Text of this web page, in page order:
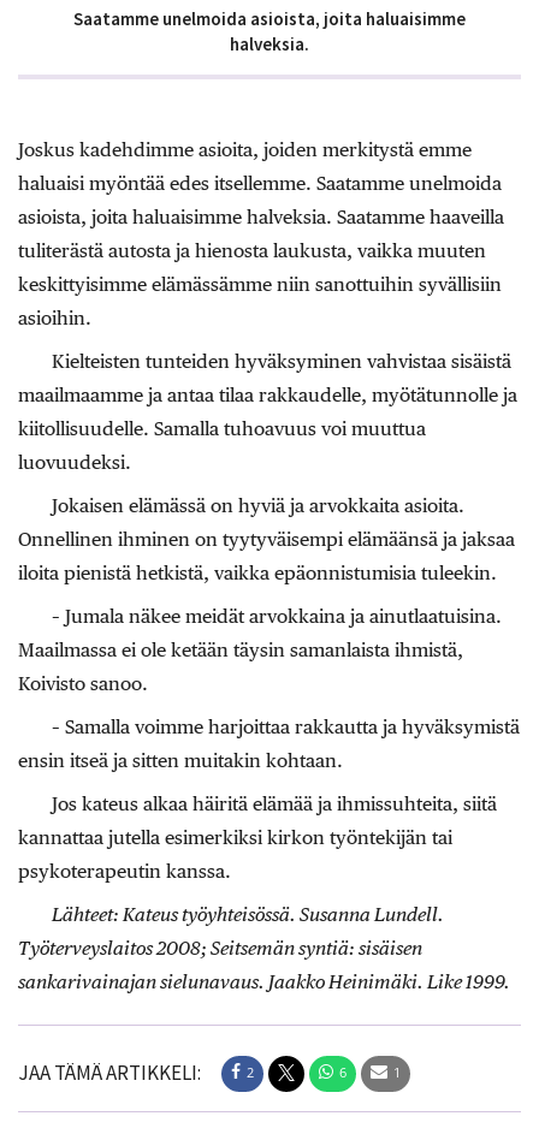
Saatamme unelmoida asioista, joita haluaisimme
halveksia.
Joskus kadehdimme asioita, joiden merkitystä emme
haluaisi myöntää edes itsellemme. Saatamme unelmoida
asioista, joita haluaisimme halveksia. Saatamme haaveilla
tuliterästä autosta ja hienosta laukusta, vaikka muuten
keskittyisimme elämässämme niin sanottuihin syvällisiin
asioihin.
Kielteisten tunteiden hyväksyminen vahvistaa sisäistä
maailmaamme ja antaa tilaa rakkaudelle, myötätunnolle ja
kiitollisuudelle. Samalla tuhoavuus voi muuttua
luovuudeksi.
Jokaisen elämässä on hyviä ja arvokkaita asioita.
Onnellinen ihminen on tyytyväisempi elämäänsä ja jaksaa
iloita pienistä hetkistä, vaikka epäonnistumisia tuleekin.
– Jumala näkee meidät arvokkaina ja ainutlaatuisina.
Maailmassa ei ole ketään täysin samanlaista ihmistä,
Koivisto sanoo.
– Samalla voimme harjoittaa rakkautta ja hyväksymistä
ensin itseä ja sitten muitakin kohtaan.
Jos kateus alkaa häiritä elämää ja ihmissuhteita, siitä
kannattaa jutella esimerkiksi kirkon työntekijän tai
psykoterapeutin kanssa.
Lähteet: Kateus työyhteisössä. Susanna Lundell.
Työterveyslaitos 2008; Seitsemän syntiä: sisäisen
sankarivainajan sielunavaus. Jaakko Heinimäki. Like 1999.
JAA TÄMÄ ARTIKKELI: 2 6 1